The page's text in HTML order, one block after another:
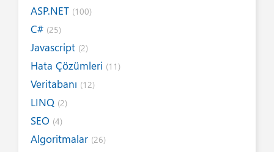
ASP.NET (100)
C# (25)
Javascript (2)
Hata Çözümleri (11)
Veritabanı (12)
LINQ (2)
SEO (4)
Algoritmalar (26)